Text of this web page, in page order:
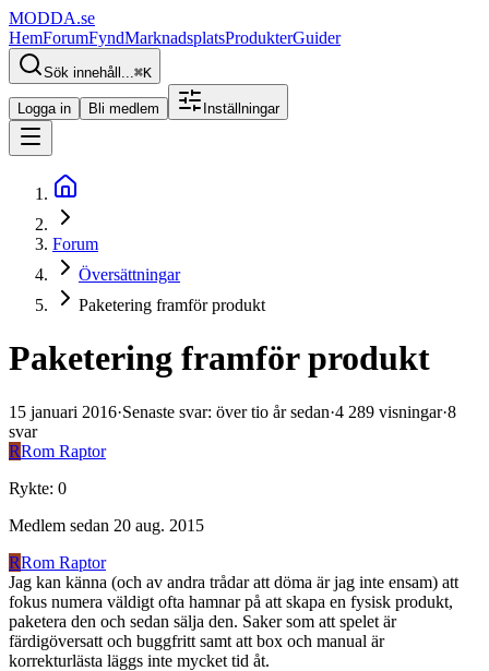
MODDA.se
HemForumFyndMarknadsplatsProdukterGuider
Sök innehåll...⌘K
Logga in Bli medlem Inställningar
Forum
Översättningar
Paketering framför produkt
Paketering framför produkt
15 januari 2016·Senaste svar: över tio år sedan·4 289 visningar·8
svar
RRom Raptor
Rykte: 0
Medlem sedan 20 aug. 2015
RRom Raptor
Jag kan känna (och av andra trådar att döma är jag inte ensam) att
fokus numera väldigt ofta hamnar på att skapa en fysisk produkt,
paketera den och sedan sälja den. Saker som att spelet är
färdigöversatt och buggfritt samt att box och manual är
korrekturlästa läggs inte mycket tid åt.